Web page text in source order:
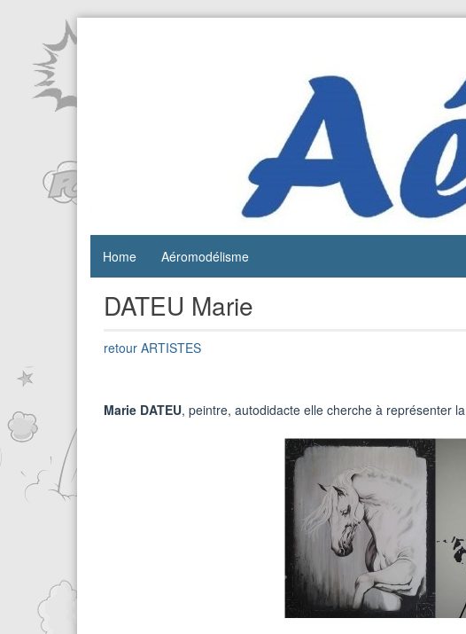
content
Home Aéromodélisme
DATEU Marie
retour ARTISTES
Marie DATEU, peintre, autodidacte elle cherche à représenter